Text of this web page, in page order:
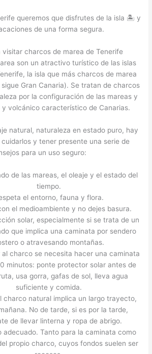
queremos que disfrutes de la isla 🏝️ y
de una forma segura.
visitar charcos de marea de Tenerife
son un atractivo turístico de las islas
la isla que más charcos de marea
Gran Canaria). Se tratan de charcos
por la configuración de las mareas y
volcánico característico de Canarias.
natural, naturaleza en estado puro, hay
y tener presente una serie de
para un uso seguro:
de las mareas, el oleaje y el estado del
tiempo.
el entorno, fauna y flora.
el medioambiente y no dejes basura.
solar, especialmente si se trata de un
que implica una caminata por sendero
o atravesando montañas.
al charco se necesita hacer una caminata
minutos: ponte protector solar antes de
usa gorra, gafas de sol, lleva agua
suficiente y comida.
charco natural implica un largo trayecto,
No de tarde, si es por la tarde,
de llevar linterna y ropa de abrigo.
adecuado. Tanto para la caminata como
propio charco, cuyos fondos suelen ser